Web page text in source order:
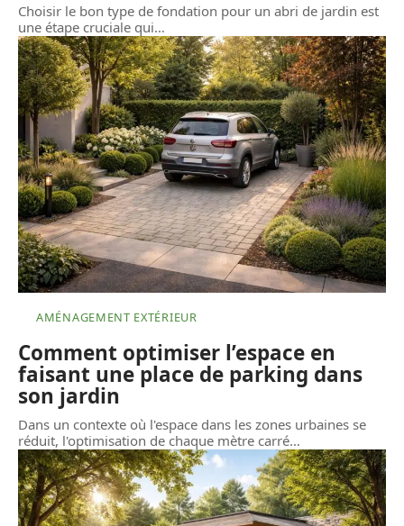
Choisir le bon type de fondation pour un abri de jardin est
une étape cruciale qui…
AMÉNAGEMENT EXTÉRIEUR
Comment optimiser l’espace en
faisant une place de parking dans
son jardin
Dans un contexte où l'espace dans les zones urbaines se
réduit, l'optimisation de chaque mètre carré…